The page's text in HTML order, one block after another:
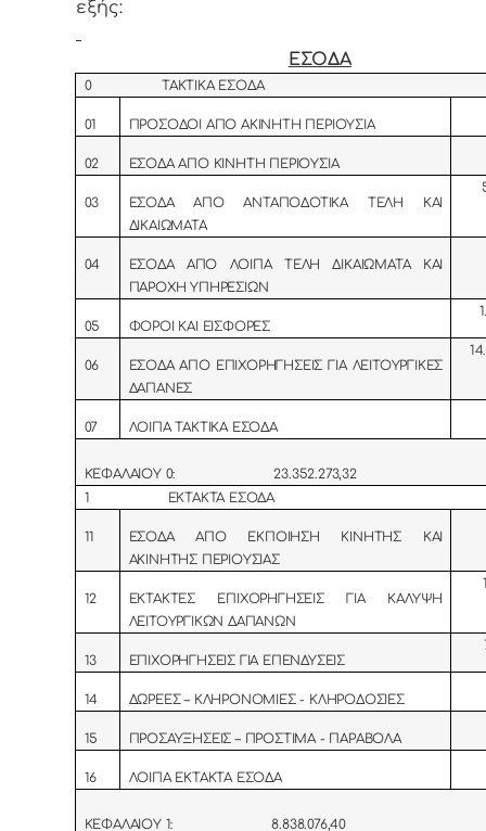
εξής:
ΕΣΟΔΑ
0 ΤΑΚΤΙΚΑ ΕΣΟΔΑ
01 ΠΡΟΣΟΔΟΙ ΑΠΟ ΑΚΙΝΗΤΗ ΠΕΡΙΟΥΣΙΑ
02 ΕΣΟΔΑ ΑΠΟ ΚΙΝΗΤΗ ΠΕΡΙΟΥΣΙΑ
03
ΕΣΟΔΑ ΑΠΟ ΑΝΤΑΠΟΔΟΤΙΚΑ ΤΕΛΗ ΚΑΙ
ΔΙΚΑΙΩΜΑΤΑ
04
ΕΣΟΔΑ ΑΠΟ ΛΟΙΠΑ ΤΕΛΗ ΔΙΚΑΙΩΜΑΤΑ ΚΑΙ
ΠΑΡΟΧΗ ΥΠΗΡΕΣΙΩΝ
05 ΦΟΡΟΙ ΚΑΙ ΕΙΣΦΟΡΕΣ
06
ΕΣΟΔΑ ΑΠΟ ΕΠΙΧΟΡΗΓΗΣΕΙΣ ΓΙΑ ΛΕΙΤΟΥΡΓΙΚΕΣ
ΔΑΠΑΝΕΣ
07
ΛΟΙΠΑ ΤΑΚΤΙΚΑ ΕΣΟΔΑ
ΚΕΦΑΛΑΙΟΥ 0: 23.352.273,32
1 ΕΚΤΑΚΤΑ ΕΣΟΔΑ
11
ΕΣΟΔΑ ΑΠΟ ΕΚΠΟΙΗΣΗ ΚΙΝΗΤΗΣ ΚΑΙ
ΑΚΙΝΗΤΗΣ ΠΕΡΙΟΥΣΙΑΣ
12
ΕΚΤΑΚΤΕΣ ΕΠΙΧΟΡΗΓΗΣΕΙΣ ΓΙΑ ΚΑΛΥΨΗ
ΛΕΙΤΟΥΡΓΙΚΩΝ ΔΑΠΑΝΩΝ
13 ΕΠΙΧΟΡΗΓΗΣΕΙΣ ΓΙΑ ΕΠΕΝΔΥΣΕΙΣ
14 ΔΩΡΕΕΣ – ΚΛΗΡΟΝΟΜΙΕΣ - ΚΛΗΡΟΔΟΣΙΕΣ
15 ΠΡΟΣΑΥΞΗΣΕΙΣ – ΠΡΟΣΤΙΜΑ - ΠΑΡΑΒΟΛΑ
16
ΛΟΙΠΑ ΕΚΤΑΚΤΑ ΕΣΟΔΑ
ΚΕΦΑΛΑΙΟΥ 1: 8.838.076,40